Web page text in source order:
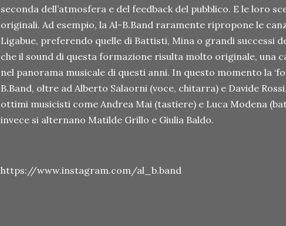
seconda dell’atmosfera e del feedback del pubblico. E le loro
originali. Ad esempio, la Al-B.Band raramente ripropone le
Ligabue, preferendo quelle di Battisti, Mina o grandi successi
che il sound di questa formazione risulta molto originale, una
nel panorama musicale di questi anni. In questo momento la
B.Band, oltre ad Alberto Salaorni (voce, chitarra) e Davide
ottimi musicisti come Andrea Mai (tastiere) e Luca Modena
invece si alternano Matilde Grillo e Giulia Baldo.
https://www.instagram.com/al_b.band